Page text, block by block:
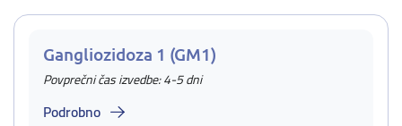
Gangliozidoza 1 (GM1)
Povprečni čas izvedbe: 4-5 dni
Podrobno